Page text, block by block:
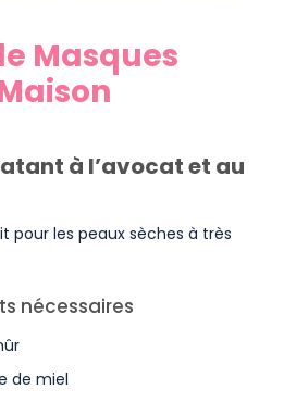
Masques
à l’avocat et au
pour les peaux sèches à très
nécessaires
de miel